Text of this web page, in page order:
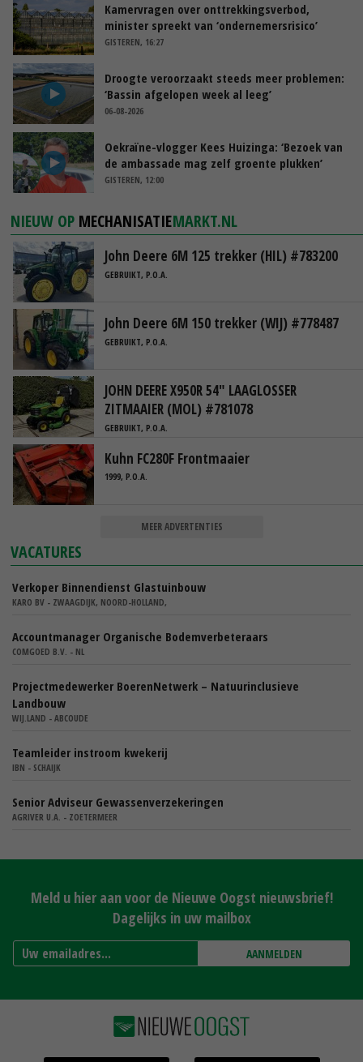
Kamervragen over onttrekkingsverbod,
minister spreekt van ‘ondernemersrisico’
GISTEREN, 16:27
Droogte veroorzaakt steeds meer problemen:
‘Bassin afgelopen week al leeg’
06-08-2026
Oekraïne-vlogger Kees Huizinga: ‘Bezoek van
de ambassade mag zelf groente plukken’
GISTEREN, 12:00
NIEUW OP MECHANISATIEMARKT.NL
John Deere 6M 125 trekker (HIL) #783200
GEBRUIKT, P.O.A.
John Deere 6M 150 trekker (WIJ) #778487
GEBRUIKT, P.O.A.
JOHN DEERE X950R 54" LAAGLOSSER
ZITMAAIER (MOL) #781078
GEBRUIKT, P.O.A.
Kuhn FC280F Frontmaaier
1999, P.O.A.
MEER ADVERTENTIES
VACATURES
Verkoper Binnendienst Glastuinbouw
KARO BV - ZWAAGDIJK, NOORD-HOLLAND,
Accountmanager Organische Bodemverbeteraars
COMGOED B.V. - NL
Projectmedewerker BoerenNetwerk – Natuurinclusieve
Landbouw
WIJ.LAND - ABCOUDE
Teamleider instroom kwekerij
IBN - SCHAIJK
Senior Adviseur Gewassenverzekeringen
AGRIVER U.A. - ZOETERMEER
Meld u hier aan voor de Nieuwe Oogst nieuwsbrief!
Dagelijks in uw mailbox
AANMELDEN